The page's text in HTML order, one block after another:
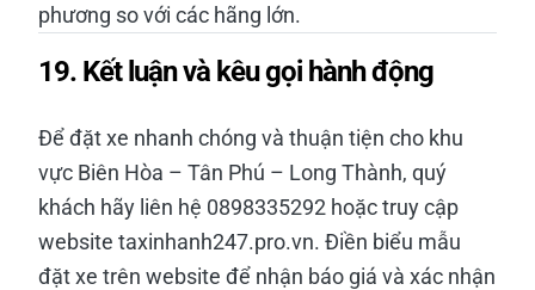
phương so với các hãng lớn.
19. Kết luận và kêu gọi hành động
Để đặt xe nhanh chóng và thuận tiện cho khu
vực Biên Hòa – Tân Phú – Long Thành, quý
khách hãy liên hệ 0898335292 hoặc truy cập
website taxinhanh247.pro.vn. Điền biểu mẫu
đặt xe trên website để nhận báo giá và xác nhận